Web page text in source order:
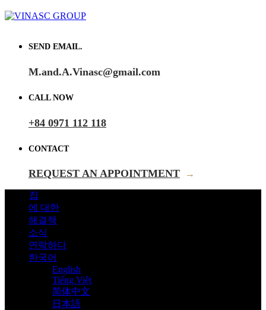
SEND EMAIL.
M.and.A.Vinasc@gmail.com
CALL NOW
+84 0971 112 118
CONTACT
REQUEST AN APPOINTMENT →
집
에 대한
해결책
소식
연락하다
한국어
English
Tiếng Việt
简体中文
日本語